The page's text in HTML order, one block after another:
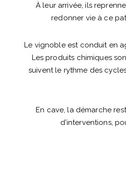
À leur arrivée, ils
redonner vie à ce
Le vignoble est conduit en
Les produits chimiques
suivent le rythme des
En cave, la démarche
d’interventions,